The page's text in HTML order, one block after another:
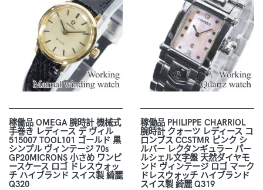
稼働品 OMEGA 腕時計 機械式
手巻き レディース デ ヴィル
515007 TOOL101 ゴールド 黒
シンプル ヴィンテージ 70s
GP20MICRONS 小さめ ワンピ
ースケース ロゴ ドレスウォッ
チ ハイブランド スイス製 綺麗
Q320
稼働品 PHILIPPE CHARRIOL
腕時計 クォーツ レディース コ
ロンブス CCSTMR ピンク シ
ルバー レクタンギュラー パー
ルシェル文字盤 天然ダイヤモ
ンド ヴィンテージ ロゴ マーク
ドレスウォッチ ハイブランド
スイス製 綺麗 Q319